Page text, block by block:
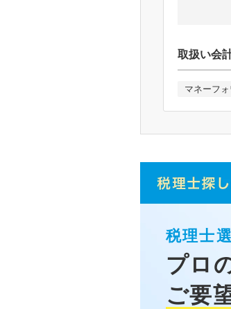
取扱い会
マネーフ
税理士
プロ
ご要